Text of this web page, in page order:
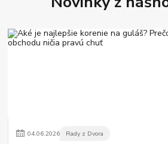
04.06.2026 Rady z Dvora